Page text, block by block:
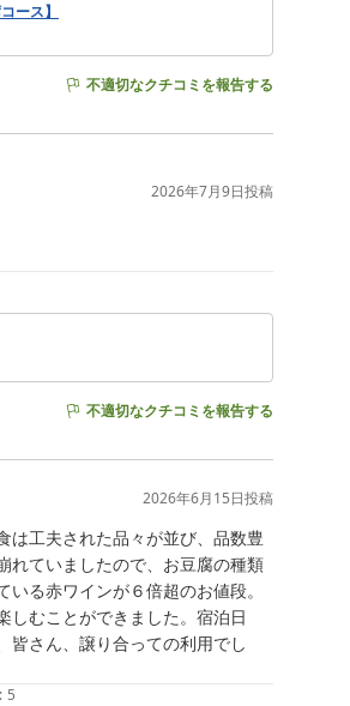
ース】
不適切なクチコミを報告する
2026年7月9日投稿
不適切なクチコミを報告する
2026年6月15日投稿
は工夫された品々が並び、品数豊
れていましたので、お豆腐の種類
る赤ワインが６倍超のお値段。
しむことができました。宿泊日
皆さん、譲り合っての利用でし
: 5